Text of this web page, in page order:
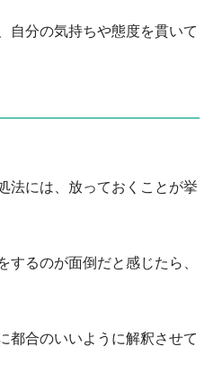
自分の気持ちや態度を貫いて
法には、放っておくことが挙
するのが面倒だと感じたら、
都合のいいように解釈させて